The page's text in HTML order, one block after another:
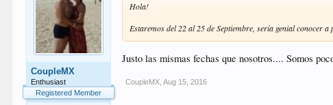
CoupleMX
Enthusiast
Registered Member
Hola!
Estaremos del 22 al 25 de Septiembre, sería genial conocer
Justo las mismas fechas que nosotros.... Somos
CoupleMX Aug 15, 2016